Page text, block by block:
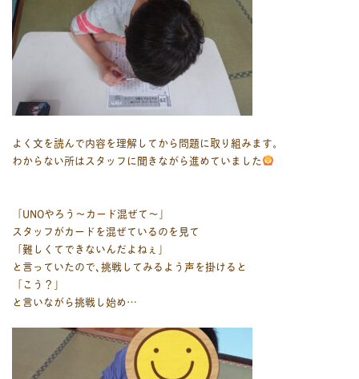
よく文を読んで内容を理解してから問題に取り組みます。
わからない所はスタッフに聞きながら進めていました
「UNOやろう～カード混ぜて～」
スタッフがカードを混ぜているのを見て
「難しくてできないんだよねぇ」
と言っていたので､挑戦してみるよう声を掛けると
「こう？」
と言いながら挑戦し始め…